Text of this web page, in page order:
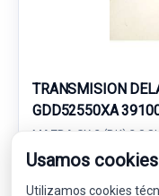
TRANSMISION
GDD52550XA
MAZDA CX-3 (DK) 2.0
72,00 € sin IVA.
Usamos cookies
Utilizamos cookies